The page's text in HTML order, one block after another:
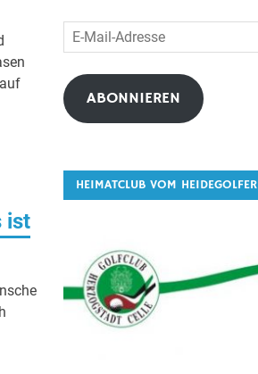
ist
E-
Mail-
Adresse
ABONNIEREN
HEIMATCLUB VOM HEIDEGOLFER